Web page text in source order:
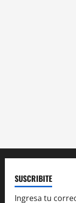
SUSCRIBITE
Ingresa tu